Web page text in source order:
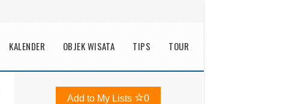
KALENDER OBJEK WISATA TIPS TOUR
Add to My Lists 0